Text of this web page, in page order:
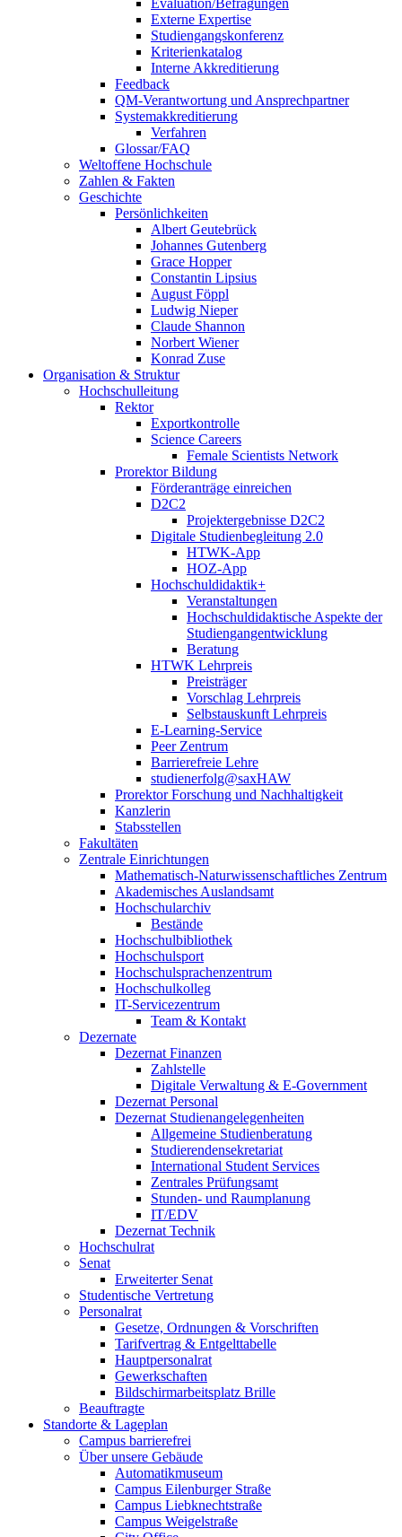
Externe Expertise
Studiengangskonferenz
Kriterienkatalog
Interne Akkreditierung
Feedback
QM-Verantwortung und Ansprechpartner
Systemakkreditierung
Verfahren
Glossar/FAQ
Weltoffene Hochschule
Zahlen & Fakten
Geschichte
Persönlichkeiten
Albert Geutebrück
Johannes Gutenberg
Grace Hopper
Constantin Lipsius
August Föppl
Ludwig Nieper
Claude Shannon
Norbert Wiener
Konrad Zuse
Organisation & Struktur
Hochschulleitung
Rektor
Exportkontrolle
Science Careers
Female Scientists Network
Prorektor Bildung
Förderanträge einreichen
D2C2
Projektergebnisse D2C2
Digitale Studienbegleitung 2.0
HTWK-App
HOZ-App
Hochschuldidaktik+
Veranstaltungen
Hochschuldidaktische Aspekte der
Studiengangentwicklung
Beratung
HTWK Lehrpreis
Preisträger
Vorschlag Lehrpreis
Selbstauskunft Lehrpreis
E-Learning-Service
Peer Zentrum
Barrierefreie Lehre
studienerfolg@saxHAW
Prorektor Forschung und Nachhaltigkeit
Kanzlerin
Stabsstellen
Fakultäten
Zentrale Einrichtungen
Mathematisch-Naturwissenschaftliches Zentrum
Akademisches Auslandsamt
Hochschularchiv
Bestände
Hochschulbibliothek
Hochschulsport
Hochschulsprachenzentrum
Hochschulkolleg
IT-Servicezentrum
Team & Kontakt
Dezernate
Dezernat Finanzen
Zahlstelle
Digitale Verwaltung & E-Government
Dezernat Personal
Dezernat Studienangelegenheiten
Allgemeine Studienberatung
Studierendensekretariat
International Student Services
Zentrales Prüfungsamt
Stunden- und Raumplanung
IT/EDV
Dezernat Technik
Hochschulrat
Senat
Erweiterter Senat
Studentische Vertretung
Personalrat
Gesetze, Ordnungen & Vorschriften
Tarifvertrag & Entgelttabelle
Hauptpersonalrat
Gewerkschaften
Bildschirmarbeitsplatz Brille
Beauftragte
Standorte & Lageplan
Campus barrierefrei
Über unsere Gebäude
Automatikmuseum
Campus Eilenburger Straße
Campus Liebknechtstraße
Campus Weigelstraße